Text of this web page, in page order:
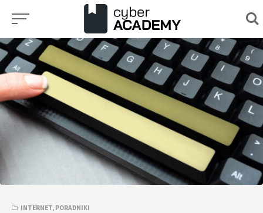
Przejdź
treści
INTERNET, PORADNIKI